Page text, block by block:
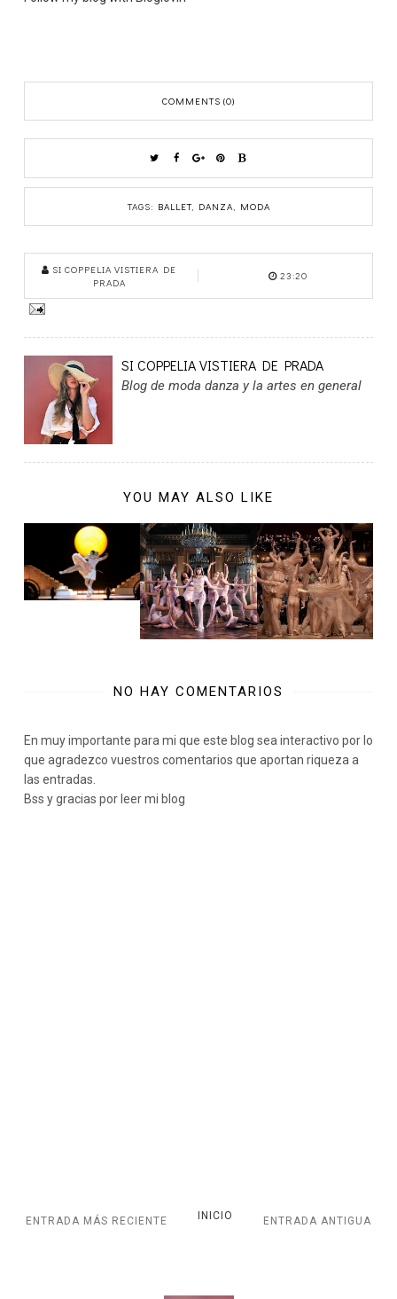
COMMENTS (0)
TAGS: BALLET, DANZA MODA
SI COPPELIA VISTIERA DE
PRADA
23:20
SI COPPELIA VISTIERA DE PRADA
Blog de moda danza y la artes en general
YOU MAY ALSO LIKE
NO HAY COMENTARIOS
En muy importante para mi que este blog sea interactivo por lo
que agradezco vuestros comentarios que aportan riqueza a
las entradas.
Bss y gracias por leer mi blog
ENTRADA MÁS RECIENTE ENTRADA ANTIGUA
INICIO